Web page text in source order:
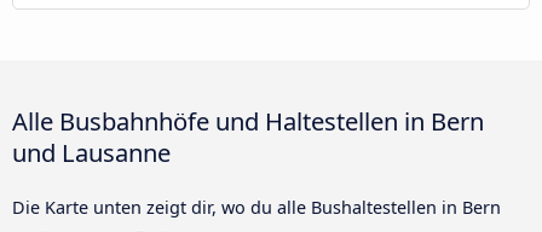
Alle Busbahnhöfe und Haltestellen in Bern
und Lausanne
Die Karte unten zeigt dir, wo du alle Bushaltestellen in Bern